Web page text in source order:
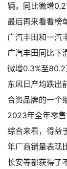
辆，同比微增
最后再来看看榜
广汽丰田和一汽
广汽丰田同比下
微增0.3%至80.2
东风日产均跌出
合资品牌的一个
2023年全年零售
综合来看，得益
年厂商销量表现
长安等都获得了